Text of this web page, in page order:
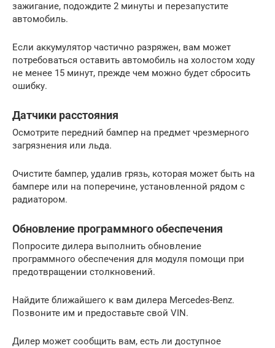
зажигание, подождите 2 минуты и перезапустите
автомобиль.
Если аккумулятор частично разряжен, вам может
потребоваться оставить автомобиль на холостом ходу
не менее 15 минут, прежде чем можно будет сбросить
ошибку.
Датчики расстояния
Осмотрите передний бампер на предмет чрезмерного
загрязнения или льда.
Очистите бампер, удалив грязь, которая может быть на
бампере или на поперечине, установленной рядом с
радиатором.
Обновление программного обеспечения
Попросите дилера выполнить обновление
программного обеспечения для модуля помощи при
предотвращении столкновений.
Найдите ближайшего к вам дилера Mercedes-Benz.
Позвоните им и предоставьте свой VIN.
Дилер может сообщить вам, есть ли доступное